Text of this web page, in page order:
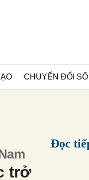
CHUYỂN ĐỔI SỐ
trở
Đọc